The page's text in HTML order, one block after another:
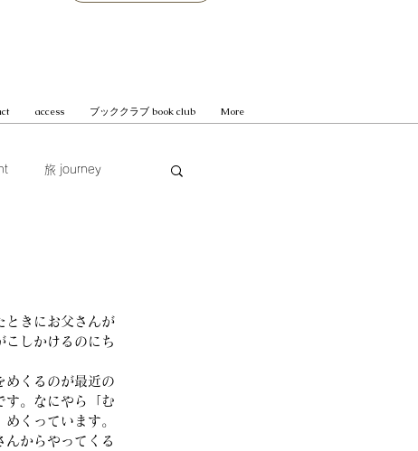
access ブッククラブ book club More
旅 journey
きにお父さんが
こしかけるのにち
くるのが最近の
す。なにやら「む
くっています。
からやってくる